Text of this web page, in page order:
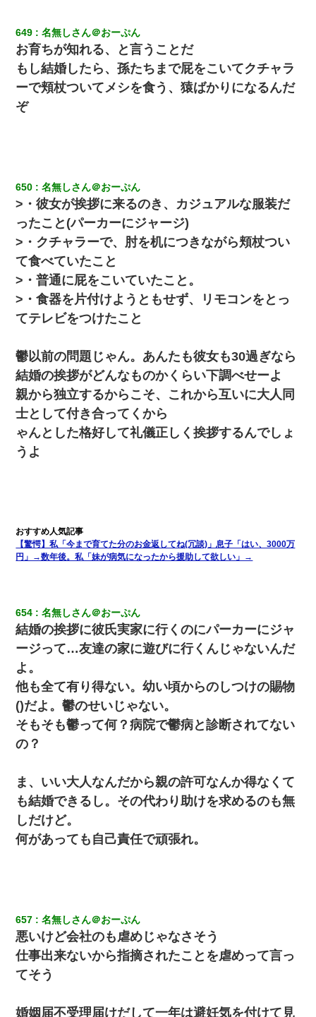
【画像】女の子「お母さん！！私ようやくファッションモデルに
選ばれたの！絶対見に来てね！」→悲しい結果がこれ・・・
宅飲みで女友達の乳を見てしまった・・・
同じマンションに住んでる女性が鍵をわかりやすいところに隠し
ている事に気づいた俺「忍びこんでみよう！」→ 結果
[緊急]ベロベロの女に声をかけて行為してきた結果
【戦争】不妊の俺嫁に弟嫁が2日間4歳児を託児 俺嫁はそこまで気
にしてなかったが、あまりにも子供が俺嫁に懐くので最後らへん
顔引きつってた → そして弟嫁が迎えに来た翌日…
嘘をついてフリン旅行へ出かけた嫁→翌日、嫁「ただいま～」旦
那「娘がシんだよ。何度も連絡したのに…」嫁「えっ」→なん
と・・・
【修羅場】彼女親「カスな家柄のヤツなんかと家族になるのはご
めんだ」俺「じゃあ別れます…」→ 彼女「なんで言い返してくれ
なかったの？（泣」
【衝撃】ヤンキー女に「サせて」って言った結果
200万を貸したコウトから、追加で400万の申し込み、私「無理。
義弟より娘たちが大事」旦那「娘たちが成人したら別れよう」私
（は？）
【驚愕】5000円でＪＫと行為してきたが後悔しかない…
子供の頃、母の弟にイタズラされてて中学に入ってから関係を持
ってしまった。拒絶したら「全部バラしてやる」と脅迫されたの
で両親に全部話した。
裁判官「お互いに最後に言いたいことはありますか」バカ夫
「…」A「夫を一発殴らせてほしい」裁判官「どうぞ」
夫に癌の余命宣告。その闘病中に長女から信じられない言葉を受
けた
兄の新しい嫁がやらかしすぎて辛い。当たり前のように実家や姪
の幼稚園に来る
彼氏家「うちは墨入れるのが伝統だから。お前も彫れ」 → 結果…
649 名無しさん＠おーぷん
お育ちが知れる、と言うことだ
もし結婚したら、孫たちまで屁をこいてクチャラ
ーで頬杖ついてメシを食う、猿ばかりになるんだ
ぞ
650 名無しさん＠おーぷん
>・彼女が挨拶に来るのき、カジュアルな服装だ
ったこと(パーカーにジャージ)
>・クチャラーで、肘を机につきながら頬杖つい
て食べていたこと
>・普通に屁をこいていたこと。
>・食器を片付けようともせず、リモコンをとっ
てテレビをつけたこと
鬱以前の問題じゃん。あんたも彼女も30過ぎなら
結婚の挨拶がどんなものかくらい下調べせーよ
親から独立するからこそ、これから互いに大人同
士として付き合ってくから
ゃんとした格好して礼儀正しく挨拶するんでしょ
うよ
【驚愕】私「今まで育てた分のお金返してね(冗談)」息子「はい、3000万
円」→数年後。私「妹が病気になったから援助して欲しい」→
654 名無しさん＠おーぷん
結婚の挨拶に彼氏実家に行くのにパーカーにジャ
ージって…友達の家に遊びに行くんじゃないんだ
よ。
他も全て有り得ない。幼い頃からのしつけの賜物
()だよ。鬱のせいじゃない。
そもそも鬱って何？病院で鬱病と診断されてない
の？
ま、いい大人なんだから親の許可なんか得なくて
も結婚できるし。その代わり助けを求めるのも無
しだけど。
何があっても自己責任で頑張れ。
657 名無しさん＠おーぷん
悪いけど会社のも虐めじゃなさそう
仕事出来ないから指摘されたことを虐めって言っ
てそう
婚姻届不受理届けだして一年は避妊気を付けて見